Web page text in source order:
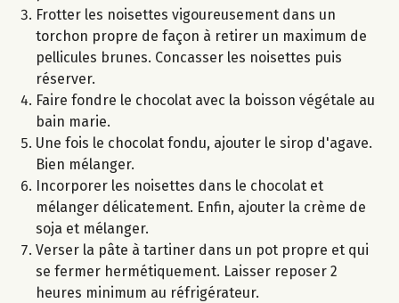
Frotter les noisettes vigoureusement dans un
torchon propre de façon à retirer un maximum de
pellicules brunes. Concasser les noisettes puis
réserver.
Faire fondre le chocolat avec la boisson végétale au
bain marie.
Une fois le chocolat fondu, ajouter le sirop d'agave.
Bien mélanger.
Incorporer les noisettes dans le chocolat et
mélanger délicatement. Enfin, ajouter la crème de
soja et mélanger.
Verser la pâte à tartiner dans un pot propre et qui
se fermer hermétiquement. Laisser reposer 2
heures minimum au réfrigérateur.